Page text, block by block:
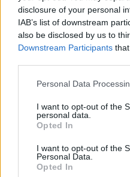
disclosure of your personal
IAB’s list of downstream
also be disclosed by us to
Downstream Participants
Please note that this
not limited to your visit or
grant or deny consent to
use your data for below
consent section.
Personal Data
I want to opt-out of the
personal data.
Opted In
I want to opt-out of the
Personal Data.
Opted In
Jak się nazywa rodzina z
Wspólna biografia
Ortografia: dlaczego
— Tajemnicza dupa...
— Żartobliwie
skretynieć— A na blogu